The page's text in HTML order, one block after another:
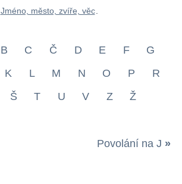
Jméno, město, zvíře, věc
B C Č D E F
G
K L M N O P
R
Š T U V Z Ž
Povolání na J »